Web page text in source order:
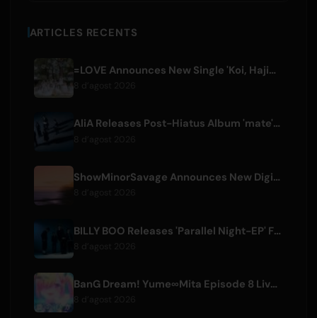
ARTICLES RECENTS
=LOVE Announces New Single 'Koi, Hajimemashita.' and Tokyo Dome Concerts
AliA Releases Post-Hiatus Album 'mate', Announces Tokyo Live
ShowMinorSavage Announces New Digital Single 'Gradation'
BILLY BOO Releases 'Parallel Night-EP' Featuring TV Drama Theme Song
BanG Dream! Yume∞Mita Episode 8 Live Clip Released